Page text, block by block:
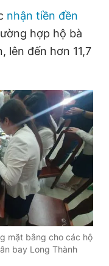
nhận tiền đền
hợp hộ bà
lên đến hơn 11,7
mặt bằng cho các hộ
bay Long Thành